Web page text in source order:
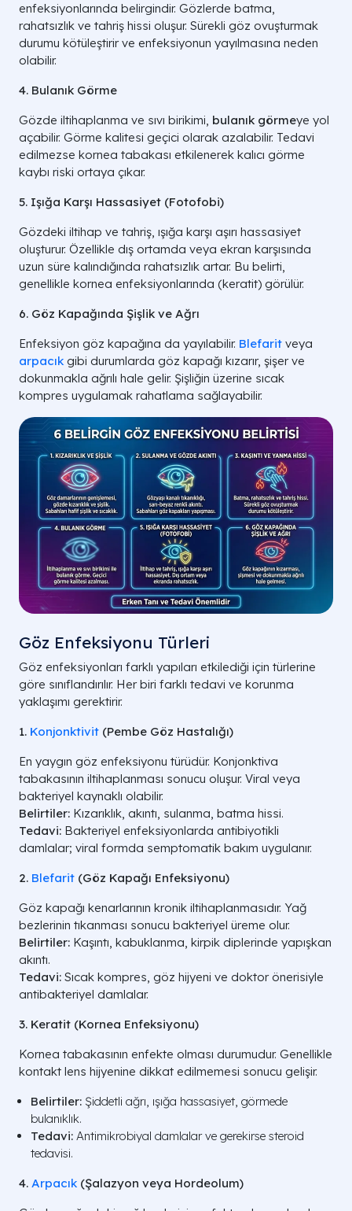
enfeksiyonlarında belirgindir. Gözlerde batma,
rahatsızlık ve tahriş hissi oluşur. Sürekli göz ovuşturmak
durumu kötüleştirir ve enfeksiyonun yayılmasına neden
olabilir.
4. Bulanık Görme
Gözde iltihaplanma ve sıvı birikimi, bulanık görmeye yol
açabilir. Görme kalitesi geçici olarak azalabilir. Tedavi
edilmezse kornea tabakası etkilenerek kalıcı görme
kaybı riski ortaya çıkar.
5. Işığa Karşı Hassasiyet (Fotofobi)
Gözdeki iltihap ve tahriş, ışığa karşı aşırı hassasiyet
oluşturur. Özellikle dış ortamda veya ekran karşısında
uzun süre kalındığında rahatsızlık artar. Bu belirti,
genellikle kornea enfeksiyonlarında (keratit) görülür.
6. Göz Kapağında Şişlik ve Ağrı
Enfeksiyon göz kapağına da yayılabilir. Blefarit veya
arpacık gibi durumlarda göz kapağı kızarır, şişer ve
dokunmakla ağrılı hale gelir. Şişliğin üzerine sıcak
kompres uygulamak rahatlama sağlayabilir.
Göz Enfeksiyonu Türleri
Göz enfeksiyonları farklı yapıları etkilediği için türlerine
göre sınıflandırılır. Her biri farklı tedavi ve korunma
yaklaşımı gerektirir.
1. Konjonktivit (Pembe Göz Hastalığı)
En yaygın göz enfeksiyonu türüdür. Konjonktiva
tabakasının iltihaplanması sonucu oluşur. Viral veya
bakteriyel kaynaklı olabilir.
Belirtiler: Kızarıklık, akıntı, sulanma, batma hissi.
Tedavi: Bakteriyel enfeksiyonlarda antibiyotikli
damlalar; viral formda semptomatik bakım uygulanır.
2. Blefarit (Göz Kapağı Enfeksiyonu)
Göz kapağı kenarlarının kronik iltihaplanmasıdır. Yağ
bezlerinin tıkanması sonucu bakteriyel üreme olur.
Belirtiler: Kaşıntı, kabuklanma, kirpik diplerinde yapışkan
akıntı.
Tedavi: Sıcak kompres, göz hijyeni ve doktor önerisiyle
antibakteriyel damlalar.
3. Keratit (Kornea Enfeksiyonu)
Kornea tabakasının enfekte olması durumudur. Genellikle
kontakt lens hijyenine dikkat edilmemesi sonucu gelişir.
Belirtiler: Şiddetli ağrı, ışığa hassasiyet, görmede
bulanıklık.
Tedavi: Antimikrobiyal damlalar ve gerekirse steroid
tedavisi.
4. Arpacık (Şalazyon veya Hordeolum)